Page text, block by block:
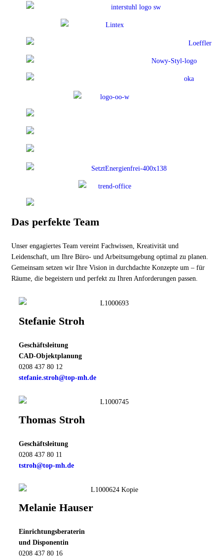
Das perfekte Team
Unser engagiertes Team vereint Fachwissen, Kreativität und
Leidenschaft, um Ihre Büro- und Arbeitsumgebung optimal zu planen.
Gemeinsam setzen wir Ihre Vision in durchdachte Konzepte um – für
Räume, die begeistern und perfekt zu Ihren Anforderungen passen.
Stefanie Stroh
Geschäftsleitung
CAD-Objektplanung
0208 437 80 12
stefanie.stroh@top-mh.de
Thomas Stroh
Geschäftsleitung
0208 437 80 11
tstroh@top-mh.de
Melanie Hauser
Einrichtungsberaterin
und Disponentin
0208 437 80 16